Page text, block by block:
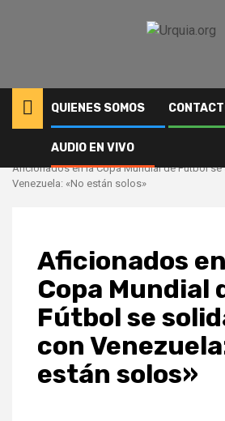
QUIENES SOMOS
AUDIO EN VIVO
Deportes
Aficionados en la Copa Mundial de Fútbol
Venezuela: «No están solos»
Aficionados
Copa Mundial
Fútbol se
con
están solos»